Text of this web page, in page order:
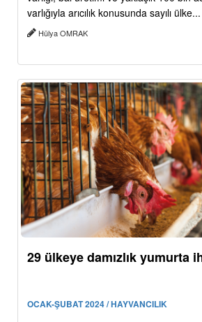
varlığıyla arıcılık konusunda sayılı ülke...
Hülya OMRAK
29 ülkeye damızlık yumurta
OCAK-ŞUBAT 2024 / HAYVANCILIK